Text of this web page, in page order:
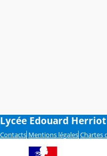
Lycée Edouard
Contacts Mentions légales Chartes